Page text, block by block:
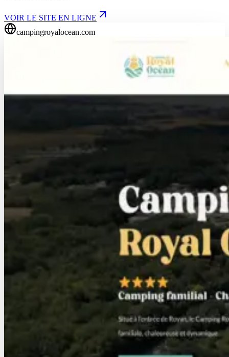
VOIR LE SITE EN LIGNE
campingroyalocean.com